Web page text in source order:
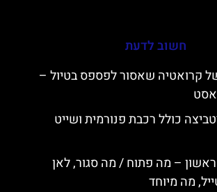
חשוב לדעת
של קרואטיה שאסור לפספס בטיול –
כולל רכבת פנורמית ושייט
ראשון – מה פתוח / מה סגור, לאן
מה מיוחד